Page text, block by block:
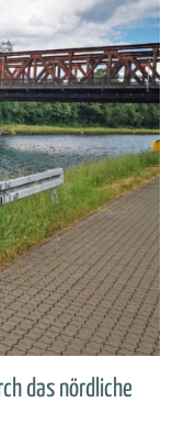
das nördliche